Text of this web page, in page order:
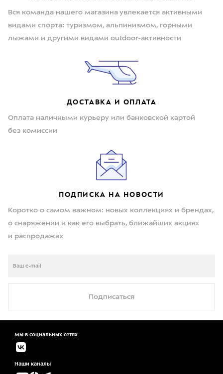
Вся команда нашего магазина увлекается активными
видами спорта: туризмом, альпинизмом, горными
лыжами и другими видами outdoor-активности
ДОСТАВКА И ОПЛАТА
Оплата наличными курьеру или банковской картой
без комиссии
ПОДПИСКА НА НОВОСТИ
Коротко о самом важном: новых коллекциях и брендах,
о снаряжении и как его выбрать, ближайших акциях
и распродажах
Подписаться
Мы в социальных сетях
Наши каналы